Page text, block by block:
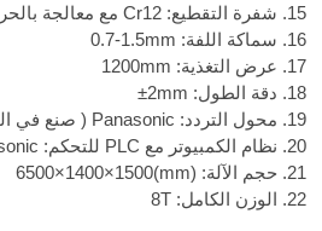
15. شفرة التقطيع: Cr12 مع معالجة بالحرارة،
16. سماكة اللفة:
0.7-1.5mm
17. عرض التغذية: 1200mm
18. دقة الطول:
±2mm
19. محول التردد: Panasonic ( صنع في اليابان)
20. نظام الكمبيوتر مع PLC للتحكم: Panasonic ( صنع في اليابان)
21. حجم الآلة:
6500×1400×1500(mm)
22. الوزن الكامل: 8T